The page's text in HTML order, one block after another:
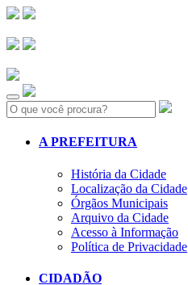
Search:
A PREFEITURA
História da Cidade
Localização da Cidade
Órgãos Municipais
Arquivo da Cidade
Acesso à Informação
Política de Privacidade
CIDADÃO